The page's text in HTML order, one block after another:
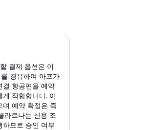
결제 옵션은 이
경유하여 아프가
결 항공편을 예약
적합합니다. 이
며 예약 확정은 즉
라르나는 신용 조
하므로 승인 여부